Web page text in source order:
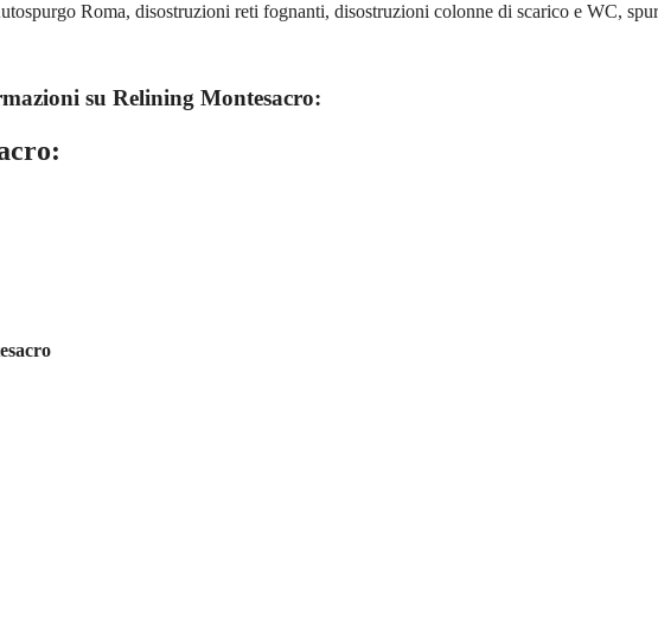
Roma, disostruzioni reti fognanti, disostruzioni colonne di scarico e WC,
su Relining Montesacro: